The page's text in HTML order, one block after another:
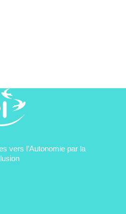
vers l’Autonomie par la